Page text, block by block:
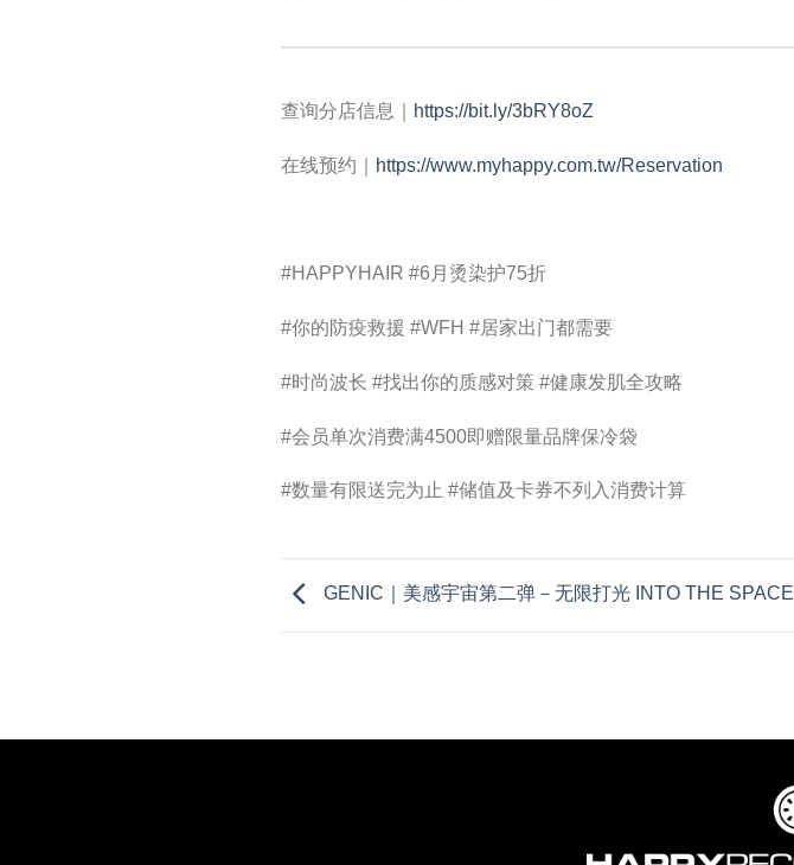
查询分店信息｜ https://bit.ly/3bRY8oZ
在线预约｜ https://www.myhappy.com.tw/Reservation
#HAPPYHAIR #6月烫染护75折
#你的防疫救援 #WFH #居家出门都需要
#时尚波长 #找出你的质感对策 #健康发肌全攻略
#会员单次消费满4500即赠限量品牌保冷袋
#数量有限送完为止 #储值及卡券不列入消费计算
GENIC｜美感宇宙第二弹－无限打光 INTO THE SPACE